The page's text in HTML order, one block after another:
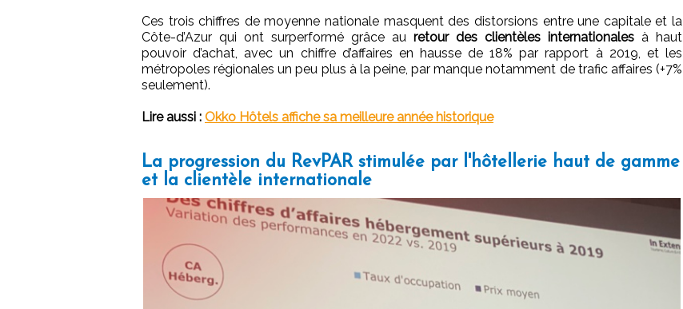
Ces trois chiffres de moyenne nationale masquent des distorsions entre une capitale et la
Côte-d’Azur qui ont surperformé grâce au retour des clientèles internationales à haut
pouvoir d’achat, avec un chiffre d’affaires en hausse de 18% par rapport à 2019, et les
métropoles régionales un peu plus à la peine, par manque notamment de trafic affaires (+7%
seulement).
Lire aussi : Okko Hôtels affiche sa meilleure année historique
La progression du RevPAR stimulée par l'hôtellerie haut de gamme
et la clientèle internationale